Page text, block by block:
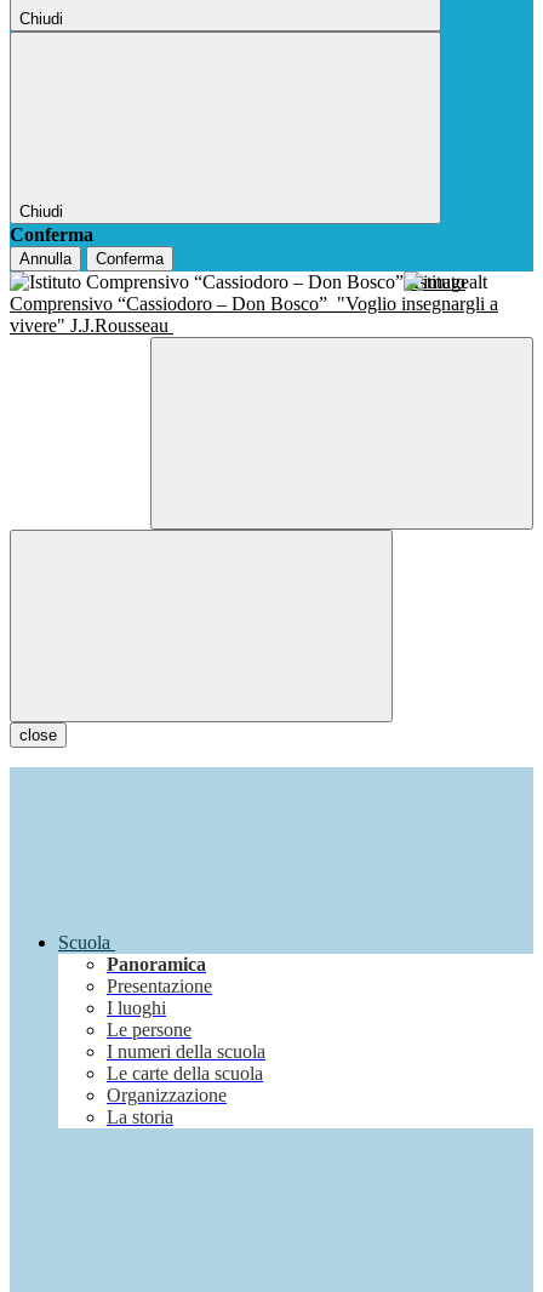
Chiudi
Chiudi
Conferma
Annulla Conferma
Istituto
Comprensivo “Cassiodoro – Don Bosco” "Voglio insegnargli a
vivere" J.J.Rousseau
close
Scuola
Panoramica
Presentazione
I luoghi
Le persone
I numeri della scuola
Le carte della scuola
Organizzazione
La storia